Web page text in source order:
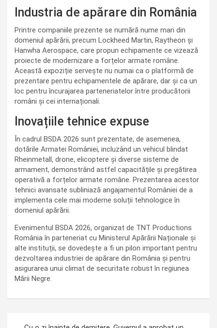
Industria de apărare din România
Printre companiile prezente se numără nume mari din
domeniul apărării, precum Lockheed Martin, Raytheon și
Hanwha Aerospace, care propun echipamente ce vizează
proiecte de modernizare a forțelor armate române.
Această expoziție servește nu numai ca o platformă de
prezentare pentru echipamentele de apărare, dar și ca un
loc pentru încurajarea parteneriatelor între producătorii
români și cei internaționali.
Inovațiile tehnice expuse
În cadrul BSDA 2026 sunt prezentate, de asemenea,
dotările Armatei României, incluzând un vehicul blindat
Rheinmetall, drone, elicoptere și diverse sisteme de
armament, demonstrând astfel capacitățile și pregătirea
operativă a forțelor armate române. Prezentarea acestor
tehnici avansate subliniază angajamentul României de a
implementa cele mai moderne soluții tehnologice în
domeniul apărării.
Evenimentul BSDA 2026, organizat de TNT Productions
România în parteneriat cu Ministerul Apărării Naționale și
alte instituții, se dovedește a fi un pilon important pentru
dezvoltarea industriei de apărare din România și pentru
asigurarea unui climat de securitate robust în regiunea
Mării Negre.